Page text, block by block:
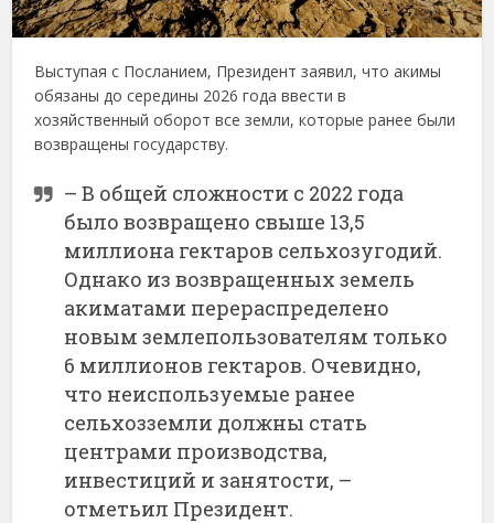
Выступая с Посланием, Президент заявил, что акимы
обязаны до середины 2026 года ввести в
хозяйственный оборот все земли, которые ранее были
возвращены государству.
– В общей сложности с 2022 года
было возвращено свыше 13,5
миллиона гектаров сельхозугодий.
Однако из возвращенных земель
акиматами перераспределено
новым землепользователям только
6 миллионов гектаров. Очевидно,
что неиспользуемые ранее
сельхозземли должны стать
центрами производства,
инвестиций и занятости, –
отметьил Президент.